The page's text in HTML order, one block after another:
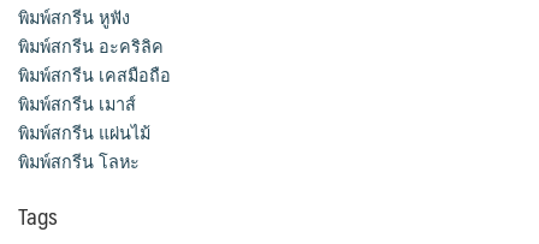
พิมพ์สกรีน หูฟัง
พิมพ์สกรีน อะคริลิค
พิมพ์สกรีน เคสมือถือ
พิมพ์สกรีน เมาส์
พิมพ์สกรีน แผ่นไม้
พิมพ์สกรีน โลหะ
Tags